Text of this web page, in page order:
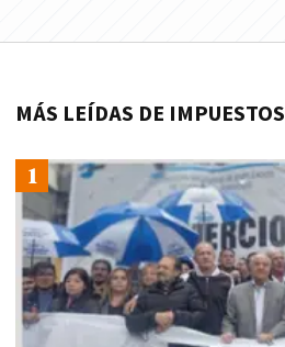
MÁS LEÍDAS DE IMPUESTOS